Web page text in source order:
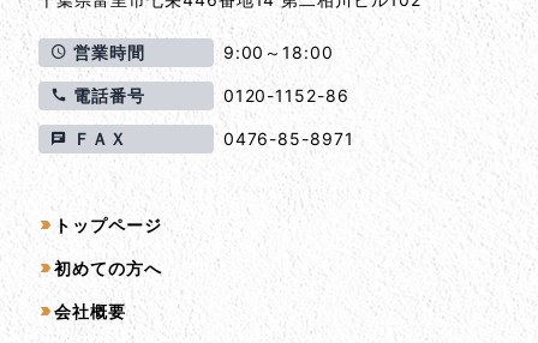
営業時間 9:00～18:00
電話番号 0120-1152-86
ＦＡＸ 0476-85-8971
サイトマップ
トップページ
初めての方へ
会社概要